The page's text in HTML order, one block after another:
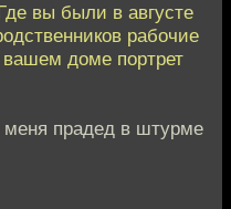
вы были в августе
рабочие
доме портрет
прадед в штурме